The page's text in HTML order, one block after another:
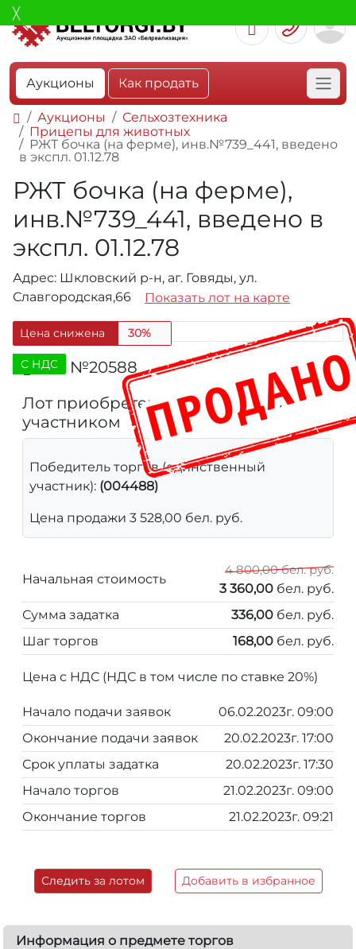
Аукционы Как продать
Аукционы
Сельхозтехника
Прицепы для животных
РЖТ бочка (на ферме), инв.№739_441, введено
в экспл. 01.12.78
РЖТ бочка (на ферме),
инв.№739_441, введено в
экспл. 01.12.78
Адрес: Шкловский р-н, аг. Говяды, ул.
Славгородская,66
Показать лот на карте
Цена снижена 30%
C НДС
Лот №20588 467
Лот приобретен единственным
участником
Победитель торгов (единственный
участник): (004488)
Цена продажи 3 528,00 бел. руб.
Начальная стоимость
4 800,00 бел. руб.
3 360,00 бел. руб.
Сумма задатка
336,00 бел. руб.
Шаг торгов
168,00 бел. руб.
Цена с НДС (НДС в том числе по ставке 20%)
Начало подачи заявок
06.02.2023г. 09:00
Окончание подачи заявок
20.02.2023г. 17:00
Срок уплаты задатка
20.02.2023г. 17:30
Начало торгов
21.02.2023г. 09:00
Окончание торгов
21.02.2023г. 09:21
Следить за лотом Добавить в избранное
Информация о предмете торгов